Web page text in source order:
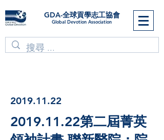
GDA-全球貢學志工協會
Global Devotion Association
2019.11.22
2019.11.22第二屆菁英